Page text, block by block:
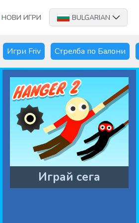
НОВИ ИГРИ BULGARIAN
Игри Friv Стрелба по Балони
Играй сега